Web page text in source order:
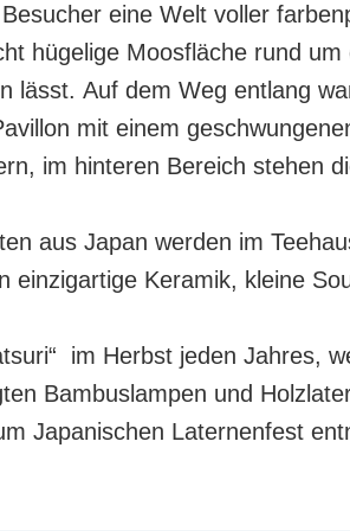
eine Welt voller
hügelige Moosfläche rund
lässt. Auf dem Weg entlang
mit einem
im hinteren Bereich stehen
aus Japan werden im
Keramik, kleine
im Herbst jeden Jahres,
Bambuslampen und
Japanischen Laternenfest